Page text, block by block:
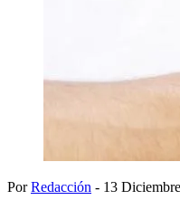
PorRedacción - 13